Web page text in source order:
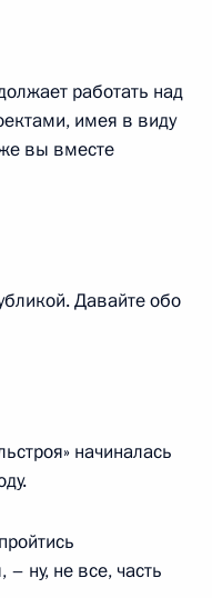
работать над
имея в виду
вы вместе
Давайте обо
начиналась
ну, не все, часть